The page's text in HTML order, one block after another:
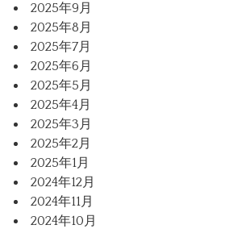
2025年9月
2025年8月
2025年7月
2025年6月
2025年5月
2025年4月
2025年3月
2025年2月
2025年1月
2024年12月
2024年11月
2024年10月